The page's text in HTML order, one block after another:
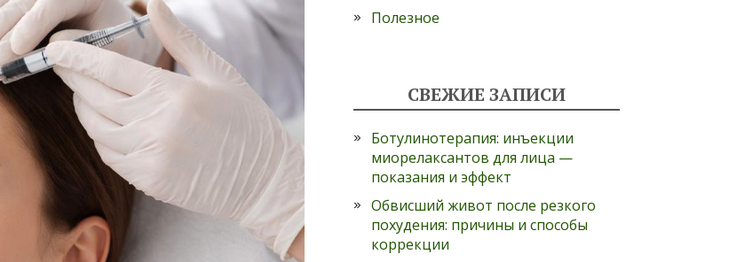
Полезное
СВЕЖИЕ ЗАПИСИ
Ботулинотерапия: инъекции
миорелаксантов для лица —
показания и эффект
Обвисший живот после резкого
похудения: причины и способы
коррекции